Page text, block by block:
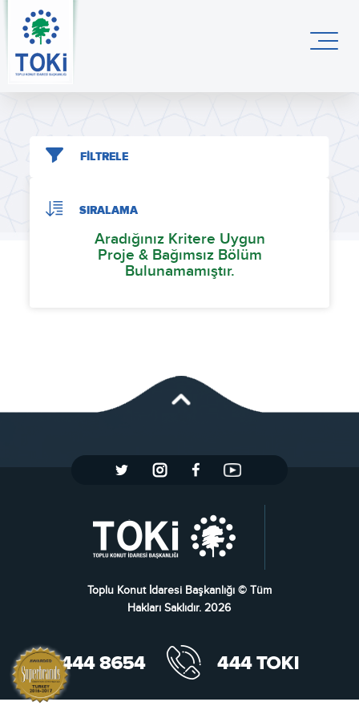
FİLTRELE
SIRALAMA
Aradığınız Kritere Uygun
Proje & Bağımsız Bölüm
Bulunamamıştır.
Toplu Konut İdaresi Başkanlığı © Tüm
Hakları Saklıdır. 2026